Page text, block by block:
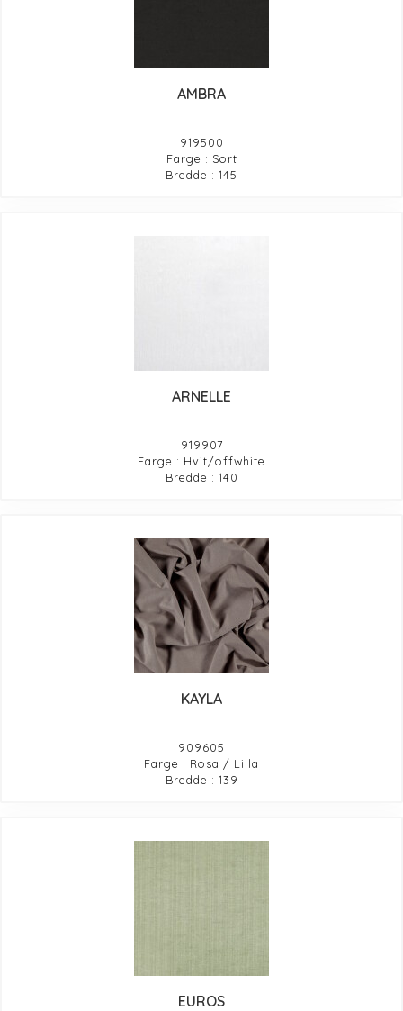
AMBRA
919500
Farge : Sort
Bredde : 145
ARNELLE
919907
Farge : Hvit/offwhite
Bredde : 140
KAYLA
909605
Farge : Rosa / Lilla
Bredde : 139
EUROS